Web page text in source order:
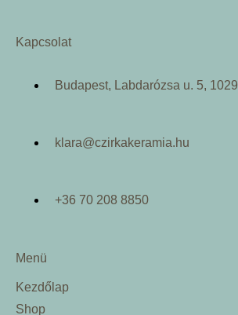
Kapcsolat
Budapest, Labdarózsa u. 5, 1029
klara@czirkakeramia.hu
+36 70 208 8850
Menü
Kezdőlap
Shop